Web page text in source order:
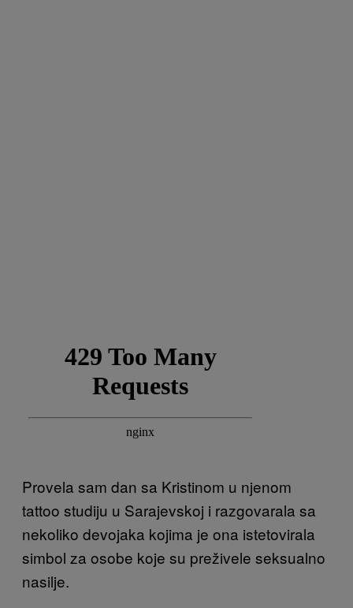
Provela sam dan sa Kristinom u njenom
tattoo studiju u Sarajevskoj i razgovarala sa
nekoliko devojaka kojima je ona istetovirala
simbol za osobe koje su preživele seksualno
nasilje.